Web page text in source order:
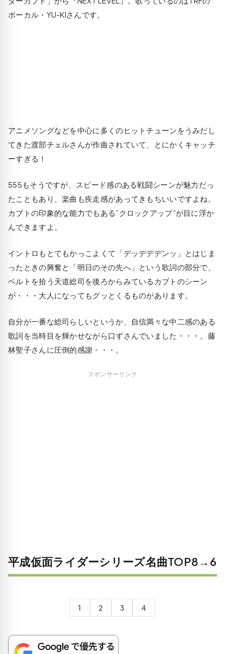
ボーカル・YU-KIさんです。
アニメソングなどを中心に多くのヒットチューンをうみだし
てきた渡部チェルさんが作曲されていて、とにかくキャッチ
ーすぎる！
555もそうですが、スピード感のある戦闘シーンが魅力だっ
たこともあり、楽曲も疾走感があってきもちいいですよね。
カブトの印象的な能力でもある”クロックアップ”が目に浮か
んできますよ。
イントロもとてもかっこよくて「デッデデデンッ」とはじま
ったときの興奮と「明日のその先へ」という歌詞の部分で、
ベルトを拾う天道総司を後ろからみているカブトのシーン
が・・・大人になってもグッとくるものがあります。
自分が一番な総司らしいというか、自信満々な中二感のある
歌詞を当時目を輝かせながら口ずさんでいました・・・。藤
林聖子さんに圧倒的感謝・・・。
スポンサーリンク
平成仮面ライダーシリーズ名曲TOP8→6
1 2 3 4